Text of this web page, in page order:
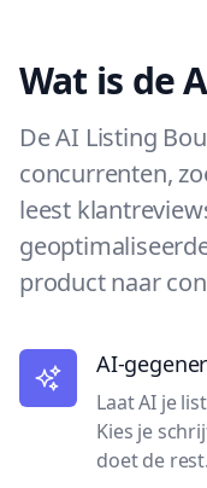
Wat is de
De AI Listing
concurrenten,
leest
product naar
AI-
Laat AI je
Kies je
doet de rest.